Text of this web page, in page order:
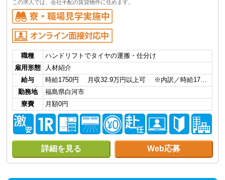
この求人では、会社手配の賃貸物件に住めます。
職種
ハンドリフトでタイヤの運搬・仕分け
雇用形態
人材紹介
給与
時給1750円 月収32.9万円以上可 ※内訳／時給17…
勤務地
福島県白河市
寮費
月額0円
詳細を見る Web応募